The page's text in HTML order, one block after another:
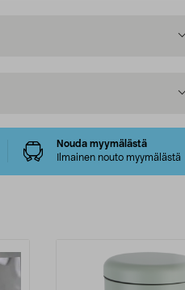
Nouda myymälästä
Ilmainen nouto myymälästä